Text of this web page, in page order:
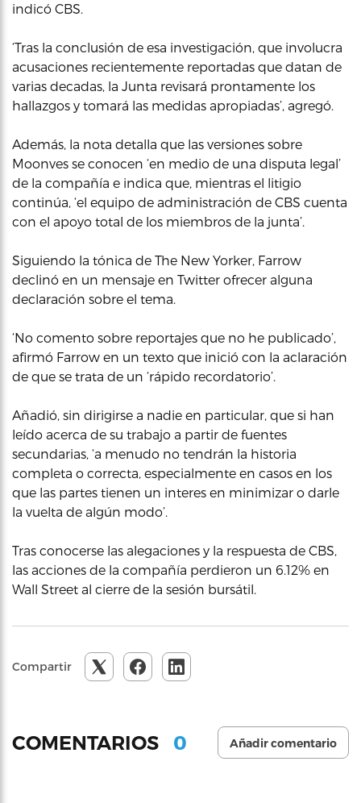
indicó CBS.
‘Tras la conclusión de esa investigación, que involucra
acusaciones recientemente reportadas que datan de
varias decadas, la Junta revisará prontamente los
hallazgos y tomará las medidas apropiadas’, agregó.
Además, la nota detalla que las versiones sobre
Moonves se conocen ‘en medio de una disputa legal’
de la compañía e indica que, mientras el litigio
continúa, ‘el equipo de administración de CBS cuenta
con el apoyo total de los miembros de la junta’.
Siguiendo la tónica de The New Yorker, Farrow
declinó en un mensaje en Twitter ofrecer alguna
declaración sobre el tema.
‘No comento sobre reportajes que no he publicado’,
afirmó Farrow en un texto que inició con la aclaración
de que se trata de un ‘rápido recordatorio’.
Añadió, sin dirigirse a nadie en particular, que si han
leído acerca de su trabajo a partir de fuentes
secundarias, ‘a menudo no tendrán la historia
completa o correcta, especialmente en casos en los
que las partes tienen un interes en minimizar o darle
la vuelta de algún modo’.
Tras conocerse las alegaciones y la respuesta de CBS,
las acciones de la compañía perdieron un 6.12% en
Wall Street al cierre de la sesión bursátil.
Compartir
COMENTARIOS 0 Añadir comentario